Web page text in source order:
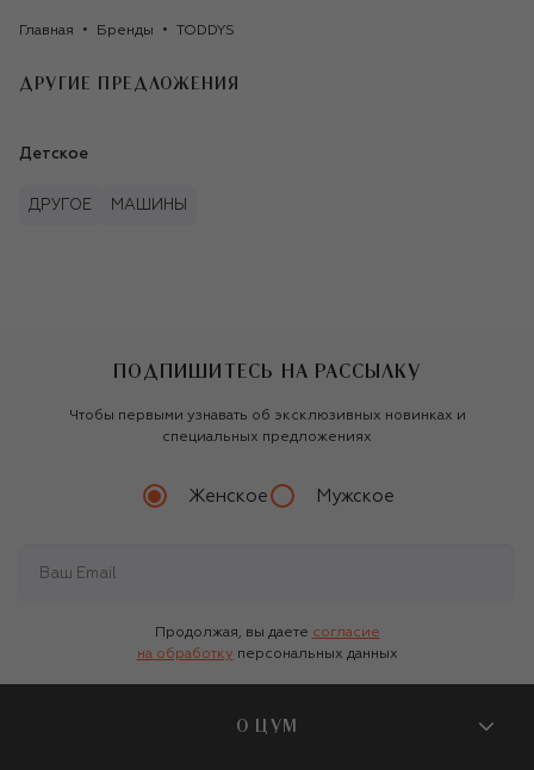
Главная Бренды TODDYS
ДРУГИЕ ПРЕДЛОЖЕНИЯ
Детское
ДРУГОЕ МАШИНЫ
ПОДПИШИТЕСЬ НА РАССЫЛКУ
Чтобы первыми узнавать об эксклюзивных новинках и
специальных предложениях
Женское Мужское
Продолжая, вы даете согласие
на обработку персональных данных
О ЦУМ